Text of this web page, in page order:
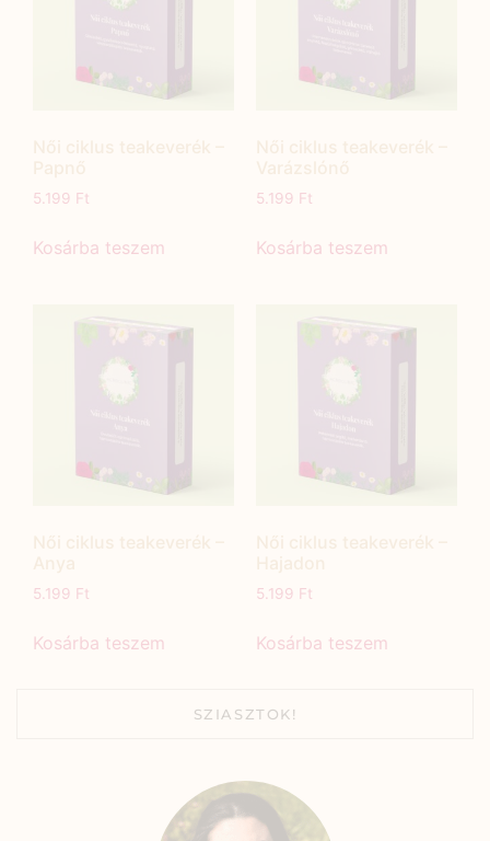
5.199 Ft
Kosárba teszem
5.199 Ft
Kosárba teszem
5.199 Ft
Kosárba teszem
5.199 Ft
Kosárba teszem
SZIASZTOK!